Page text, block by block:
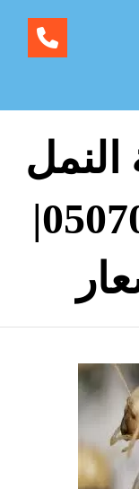
العين |0507036261|